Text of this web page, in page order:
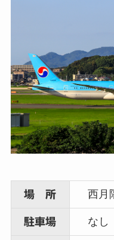
場 所 西月
駐車場 なし